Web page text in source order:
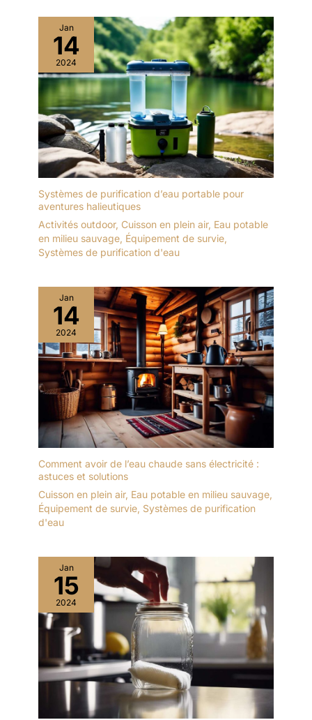
Jan
14
2024
Systèmes de purification d’eau portable pour
aventures halieutiques
Activités outdoor, Cuisson en plein air, Eau potable
en milieu sauvage, Équipement de survie,
Systèmes de purification d'eau
Jan
14
2024
Comment avoir de l’eau chaude sans électricité :
astuces et solutions
Cuisson en plein air, Eau potable en milieu sauvage,
Équipement de survie, Systèmes de purification
d'eau
Jan
15
2024